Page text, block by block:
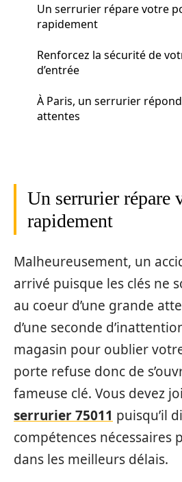
Un serrurier répare votre
rapidement
Renforcez la sécurité de
d’entrée
À Paris, un serrurier
attentes
Un serrurier répare
rapidement
Malheureusement, un
arrivé puisque les clés ne
au coeur d’une grande
d’une seconde
magasin pour oublier
porte refuse donc de
fameuse clé. Vous devez
serrurier 75011 puisqu’il
compétences nécessaires
dans les meilleurs délais.